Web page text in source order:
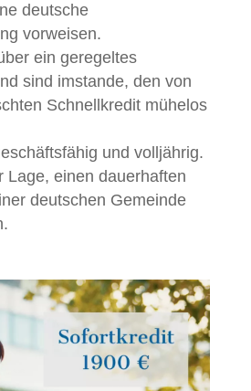
deutsche
vorweisen.
ein geregeltes
sind imstande, den von
Schnellkredit mühelos
und volljährig.
Lage, einen dauerhaften
deutschen Gemeinde